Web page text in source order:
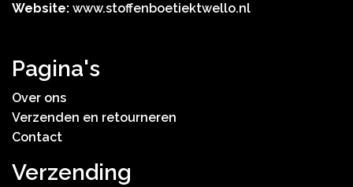
Website: www.stoffenboetiektwello.nl
Pagina's
Over ons
Verzenden en retourneren
Contact
Verzending